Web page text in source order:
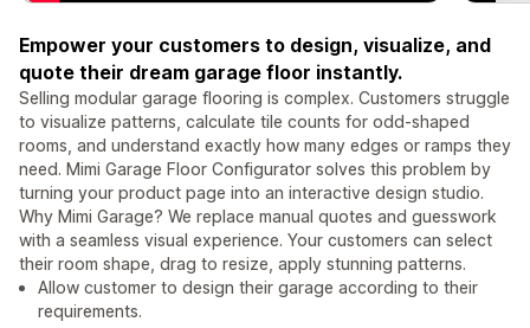
Empower your customers to design, visualize, and
quote their dream garage floor instantly.
Selling modular garage flooring is complex. Customers struggle
to visualize patterns, calculate tile counts for odd-shaped
rooms, and understand exactly how many edges or ramps they
need. Mimi Garage Floor Configurator solves this problem by
turning your product page into an interactive design studio.
Why Mimi Garage? We replace manual quotes and guesswork
with a seamless visual experience. Your customers can select
their room shape, drag to resize, apply stunning patterns.
Allow customer to design their garage according to their
requirements.